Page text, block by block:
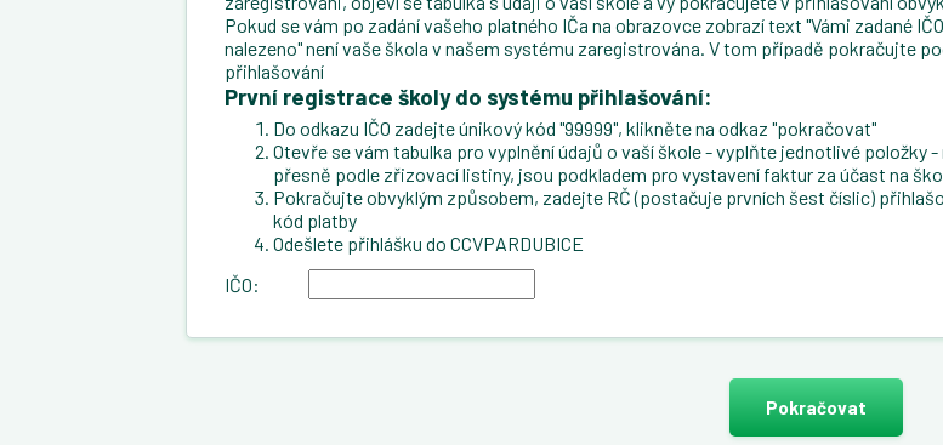
Pokud se vám po zadání vašeho platného IČa na obrazovce zobrazí text "Vámi zadané
nalezeno" není vaše škola v našem systému zaregistrována. V tom případě pokračujte
přihlašování
První registrace školy do systému přihlašování:
Do odkazu IČO zadejte únikový kód "99999", klikněte na odkaz "pokračovat"
Otevře se vám tabulka pro vyplnění údajů o vaší škole - vyplňte jednotlivé položky
přesně podle zřizovací listiny, jsou podkladem pro vystavení faktur za účast na
Pokračujte obvyklým způsobem, zadejte RČ (postačuje prvních šest číslic)
kód platby
Odešlete přihlášku do CCVPARDUBICE
IČO:
Pokračovat